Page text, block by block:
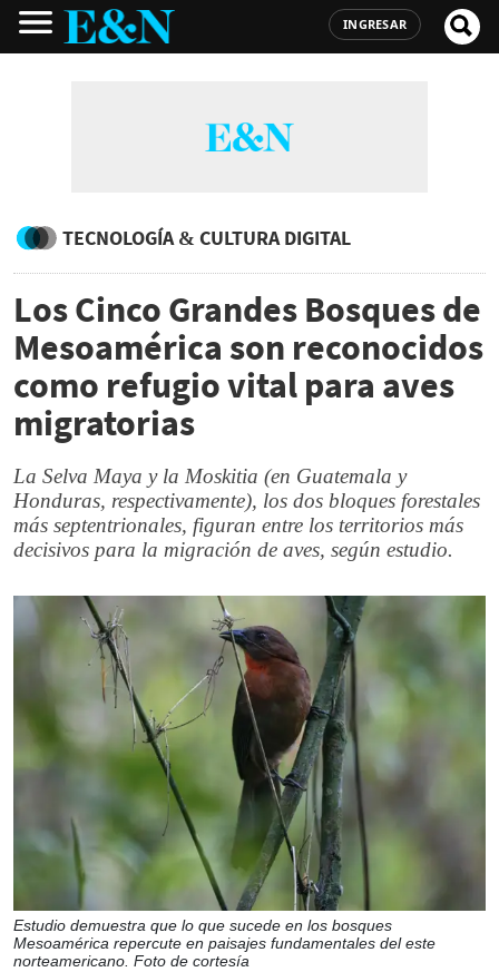
INGRESAR
TECNOLOGÍA & CULTURA DIGITAL
Los Cinco Grandes Bosques de
Mesoamérica son reconocidos
como refugio vital para aves
migratorias
La Selva Maya y la Moskitia (en Guatemala y
Honduras, respectivamente), los dos bloques forestales
más septentrionales, figuran entre los territorios más
decisivos para la migración de aves, según estudio.
Estudio demuestra que lo que sucede en los bosques
Mesoamérica repercute en paisajes fundamentales del este
norteamericano. Foto de cortesía